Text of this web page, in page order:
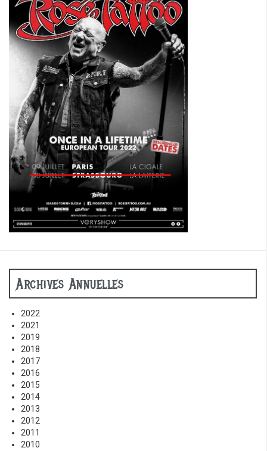
Archives Annuelles
2022
2021
2019
2018
2017
2016
2015
2014
2013
2012
2011
2010